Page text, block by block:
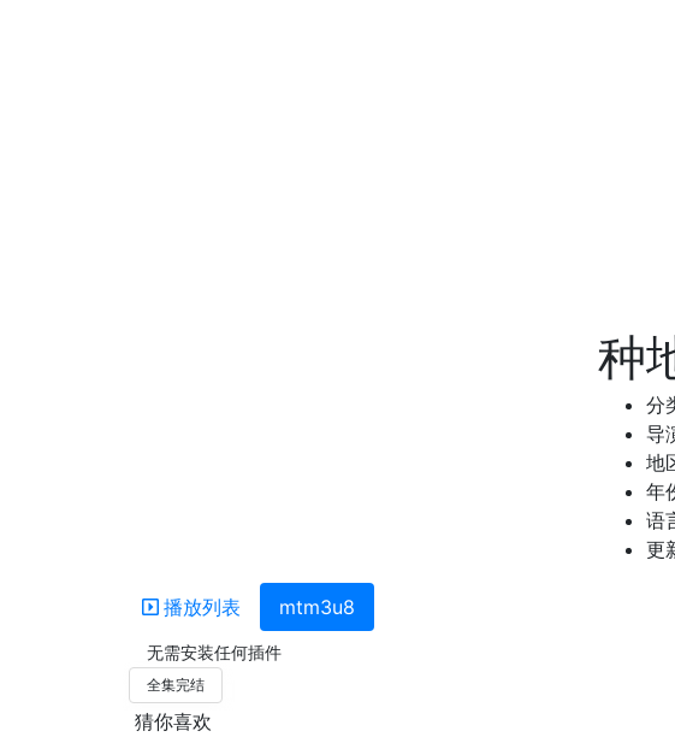
种
分
导
地
年
语
更
播放列表 mtm3u8
无需安装任何插件
全集完结
猜你喜欢